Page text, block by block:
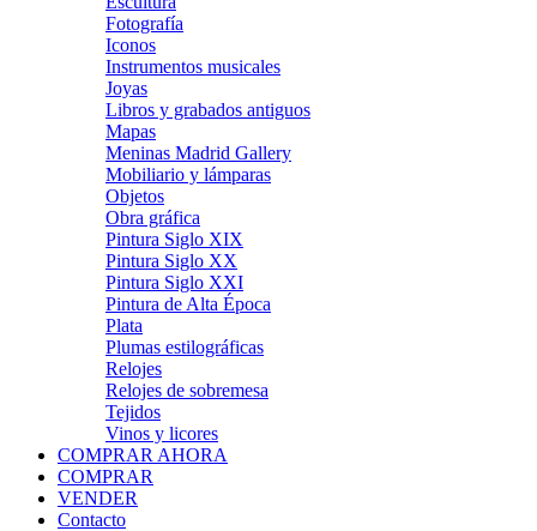
Fotografía
Iconos
Instrumentos musicales
Joyas
Libros y grabados antiguos
Mapas
Meninas Madrid Gallery
Mobiliario y lámparas
Objetos
Obra gráfica
Pintura Siglo XIX
Pintura Siglo XX
Pintura Siglo XXI
Pintura de Alta Época
Plata
Plumas estilográficas
Relojes
Relojes de sobremesa
Tejidos
Vinos y licores
COMPRAR AHORA
COMPRAR
VENDER
Contacto